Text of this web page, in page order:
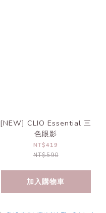
[NEW] CLIO Essential 三
色眼影
NT$419
NT$590
加入購物車